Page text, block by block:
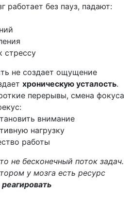
работает без пауз, падают:
стрессу
не создает ощущение
хроническую усталость.
перерывы, смена фокуса
внимание
нагрузку
работы
не бесконечный поток задач.
у мозга есть ресурс